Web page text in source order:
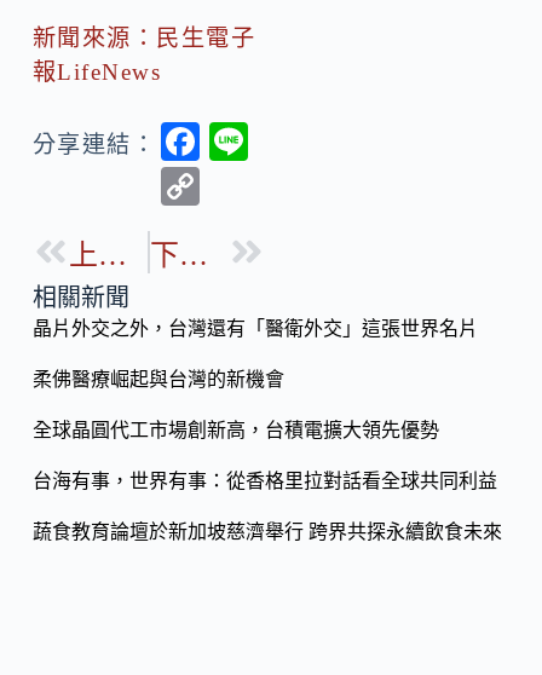
新聞來源：民生電子
報LifeNews
分享連結：
F
b
o
k
p
Li
n
k
上一篇 下一篇
相關新聞
晶片外交之外，台灣還有「醫衛外交」這張世界名片
柔佛醫療崛起與台灣的新機會
全球晶圓代工市場創新高，台積電擴大領先優勢
台海有事，世界有事：從香格里拉對話看全球共同利益
蔬食教育論壇於新加坡慈濟舉行 跨界共探永續飲食未來